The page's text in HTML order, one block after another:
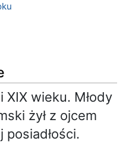
XIX wieku. Młody
żył z ojcem